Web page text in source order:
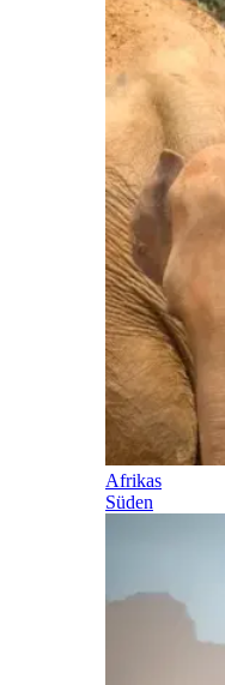
Afrikas
Süden